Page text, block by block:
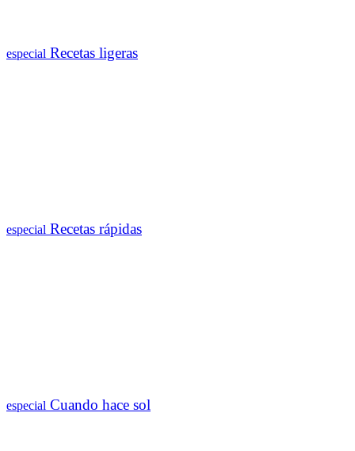
especial Recetas ligeras
especial Recetas rápidas
especial Cuando hace sol